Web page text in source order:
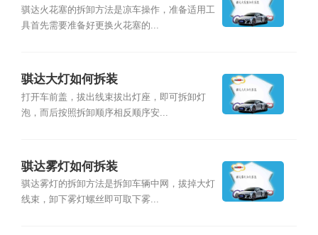
骐达火花塞的拆卸方法是凉车操作，准备适用工
具首先需要准备好更换火花塞的...
骐达大灯如何拆装
打开车前盖，拔出线束拔出灯座，即可拆卸灯
泡，而后按照拆卸顺序相反顺序安...
骐达雾灯如何拆装
骐达雾灯的拆卸方法是拆卸车辆中网，拔掉大灯
线束，卸下雾灯螺丝即可取下雾...